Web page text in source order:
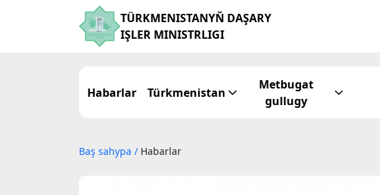
TÜRKMENISTANYŇ DAŞARY
IŞLER MINISTRLIGI
Habarlar Türkmenistan
Metbugat
gullugy
Baş sahypa / Habarlar